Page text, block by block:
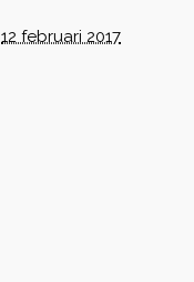
12 februari 2017